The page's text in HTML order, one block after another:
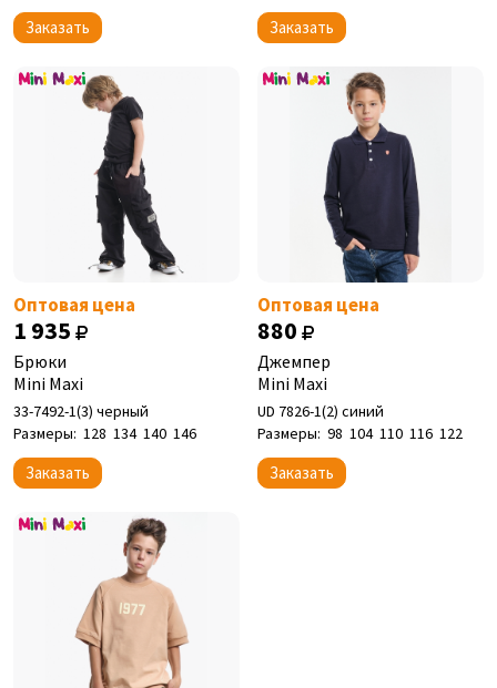
Заказать Заказать
Оптовая цена
1 935
Брюки
Mini Maxi
33-7492-1(3) черный
Размеры: 128 134 140 146
Заказать
Оптовая цена
880
Джемпер
Mini Maxi
UD 7826-1(2) синий
Размеры: 98 104 110 116 122
Заказать